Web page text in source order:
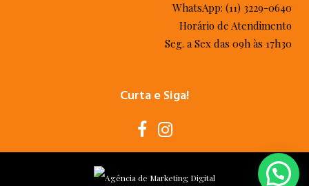
WhatsApp: (11) 3229-0640
Horário de Atendimento
Seg. a Sex das 09h às 17h30
Curta e Siga!